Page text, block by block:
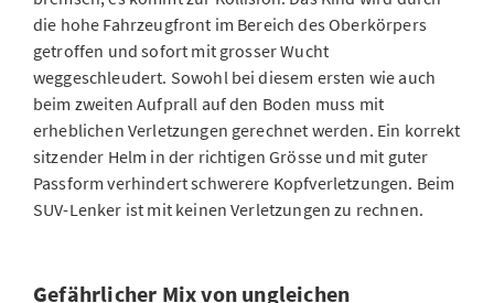
die hohe Fahrzeugfront im Bereich des Oberkörpers
getroffen und sofort mit grosser Wucht
weggeschleudert. Sowohl bei diesem ersten wie auch
beim zweiten Aufprall auf den Boden muss mit
erheblichen Verletzungen gerechnet werden. Ein korrekt
sitzender Helm in der richtigen Grösse und mit guter
Passform verhindert schwerere Kopfverletzungen. Beim
SUV-Lenker ist mit keinen Verletzungen zu rechnen.
Gefährlicher Mix von ungleichen